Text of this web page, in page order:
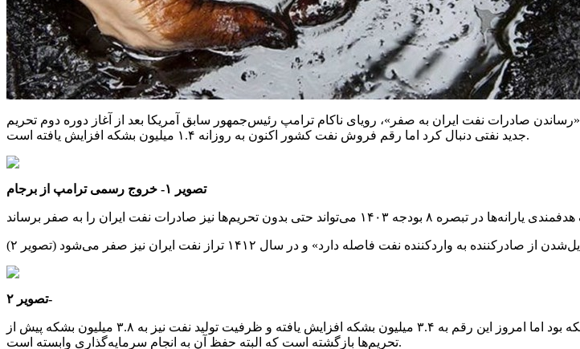
«رساندن صادرات نفت ایران به صفر»، رویای ناکام ترامپ رئیس‌جمهور سابق آمریکا بعد از آغاز دوره دوم تحریم‌‎ها بود؛ رویایی که بعد از او‌ جو بایدن نیز با اعمال بیش از ۱۸۰ تحریم
جدید‌ نفتی دنبال کرد اما رقم فروش نفت کشور اکنون به روزانه ۱.۴ میلیون بشکه افزایش یافته است.
تصویر ۱- خروج رسمی ترامپ از برجام
تصویر ۲-
طبق گزارش شرکت ملی نفت، در ابتدای دولت سیزدهم تولید نفت ایران روزانه ۲.۱ میلیون بشکه بود اما امروز این رقم به ۳.۴ میلیون بشکه افزایش یافته و ظرفیت تولید نفت نیز به ۳.۸ میلیون بشکه پیش از
تحریم‌ها بازگشته است که البته حفظ آن به انجام سرمایه‌گذاری وابسته است.